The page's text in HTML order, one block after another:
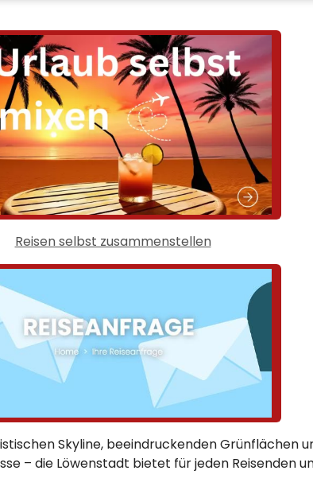
Reisen selbst zusammenstellen
Skyline, beeindruckenden Grünflächen
– die Löwenstadt bietet für jeden Reisenden